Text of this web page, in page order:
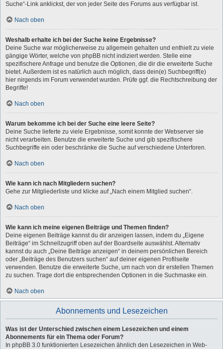
Suche“-Link anklickst, der von jeder Seite des Forums aus verfügbar ist.
Nach oben
Weshalb erhalte ich bei der Suche keine Ergebnisse?
Deine Suche war möglicherweise zu allgemein gehalten und enthielt zu viele
gängige Wörter, welche von phpBB nicht indiziert werden. Stelle eine
spezifischere Anfrage und benutze die Optionen, die dir die erweiterte Suche
bietet. Außerdem ist es natürlich auch möglich, dass dein(e) Suchbegriff(e)
hier nirgends im Forum verwendet wurden. Prüfe ggf. die Rechtschreibung der
Begriffe!
Nach oben
Warum bekomme ich bei der Suche eine leere Seite?
Deine Suche lieferte zu viele Ergebnisse, somit konnte der Webserver sie
nicht verarbeiten. Benutze die erweiterte Suche und gib spezifischere
Suchbegriffe ein oder beschränke die Suche auf verschiedene Unterforen.
Nach oben
Wie kann ich nach Mitgliedern suchen?
Gehe zur Mitgliederliste und klicke auf „Nach einem Mitglied suchen“.
Nach oben
Wie kann ich meine eigenen Beiträge und Themen finden?
Deine eigenen Beiträge kannst du dir anzeigen lassen, indem du „Eigene
Beiträge“ im Schnellzugriff oben auf der Boardseite auswählst. Alternativ
kannst du auch „Deine Beiträge anzeigen“ in deinem persönlichen Bereich
oder „Beiträge des Benutzers suchen“ auf deiner eigenen Profilseite
verwenden. Benutze die erweiterte Suche, um nach von dir erstellen Themen
zu suchen. Trage dort die entsprechenden Optionen in die Suchmaske ein.
Nach oben
Abonnements und Lesezeichen
Was ist der Unterschied zwischen einem Lesezeichen und einem
Abonnements für ein Thema oder Forum?
In phpBB 3.0 funktionierten Lesezeichen ähnlich den Lesezeichen in Web-